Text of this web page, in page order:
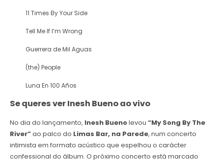
11 Times By Your Side
Tell Me If I’m Wrong
Guerrera de Mil Aguas
(the) People
Luna En 100 Años
Se queres ver Inesh Bueno ao vivo
No dia do lançamento, Inesh Buenolevou “My Song By The
River”ao palco do Limas Bar, na Parede, num concerto
intimista em formato acústico que espelhou o carácter
confessional do álbum. O próximo concerto está marcado